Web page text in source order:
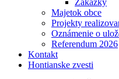
Zákazky
Majetok obce
Projekty
Oznámenie o
Referendum 2026
Kontakt
Hontianske zvesti